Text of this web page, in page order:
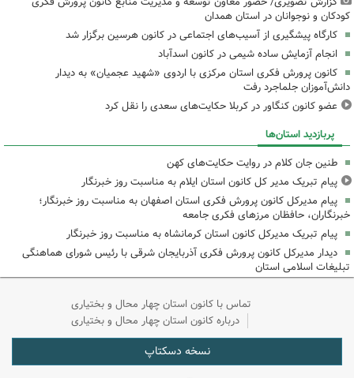
کودکان و نوجوانان در استان همدان
کارگاه پیشگیری از آسیب‌های اجتماعی در کانون هرسین برگزار شد
انجام آزمایش ساده شیمی در کانون اسدآباد
کانون پرورش فکری استان مرکزی با اردوی «شهید عجمیان» به دیدار
دانش‌آموزان جلماجرد رفت
عضو کانون کنگاور در کربلا حکایت‌های سعدی را نقل کرد
پربازدید استان‌ها
طنین جان کلام در روایت حکایت‌های کهن
پیام تبریک مدیر کل کانون استان ایلام به مناسبت روز خبرنگار
پیام مدیرکل کانون پرورش فکری استان اصفهان به مناسبت روز خبرنگار؛
خبرنگاران، حافظان مرزهای فکری جامعه
پیام تبریک مدیرکل کانون استان کرمانشاه به مناسبت روز خبرنگار
دیدار مدیرکل کانون پرورش فکری آذربایجان شرقی با رئیس شورای هماهنگی
تبلیغات اسلامی استان
تماس با کانون استان چهار محال و بختیاری
درباره کانون استان چهار محال و بختیاری
نسخه دسکتاپ